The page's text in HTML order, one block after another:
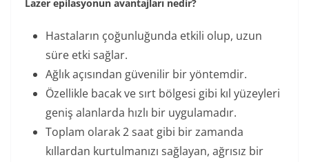
Lazer epilasyonun avantajları nedir?
Hastaların çoğunluğunda etkili olup, uzun
süre etki sağlar.
Ağlık açısından güvenilir bir yöntemdir.
Özellikle bacak ve sırt bölgesi gibi kıl yüzeyleri
geniş alanlarda hızlı bir uygulamadır.
Toplam olarak 2 saat gibi bir zamanda
kıllardan kurtulmanızı sağlayan, ağrısız bir